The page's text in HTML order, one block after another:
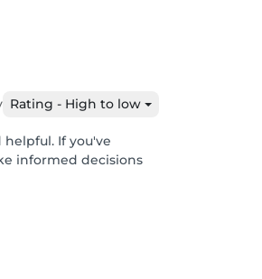
Rating - High to low
If you've
informed decisions